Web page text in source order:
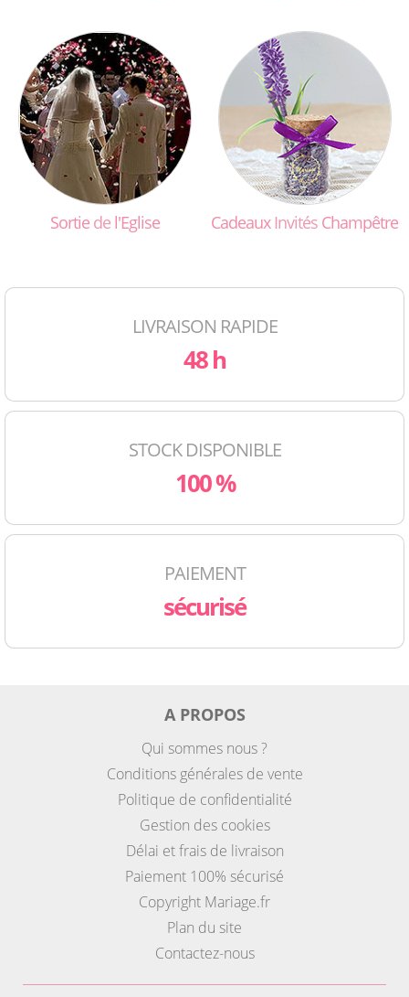
Sortie del'Eglise CadeauxInvités Champêtre
LIVRAISON RAPIDE
48 h
STOCK DISPONIBLE
100 %
PAIEMENT
sécurisé
A PROPOS
Qui sommes nous ?
Conditions générales de vente
Politique de confidentialité
Gestion des cookies
Délai et frais de livraison
Paiement 100% sécurisé
Copyright Mariage.fr
Plan du site
Contactez-nous